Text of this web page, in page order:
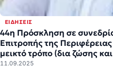
ΕΙΔΉΣΕΙΣ
44η Πρόσκληση σε
Επιτροπής της
μεικτό τρόπο (δια ζώσης
11.09.2025